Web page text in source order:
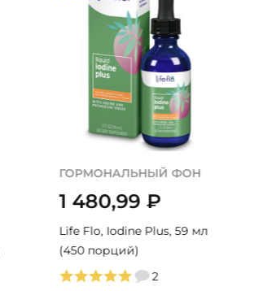
ГОРМОНАЛЬНЫЙ ФОН
1 480,99₽
Life Flo, Iodine Plus, 59 мл
(450 порций)
2